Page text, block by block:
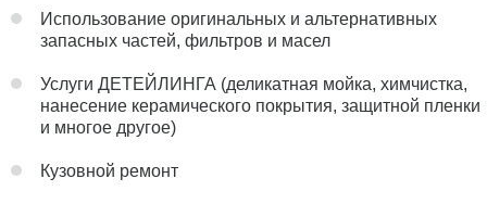
Использование оригинальных и альтернативных
запасных частей, фильтров и масел
Услуги ДЕТЕЙЛИНГА (деликатная мойка, химчистка,
нанесение керамического покрытия, защитной пленки
и многое другое)
Кузовной ремонт